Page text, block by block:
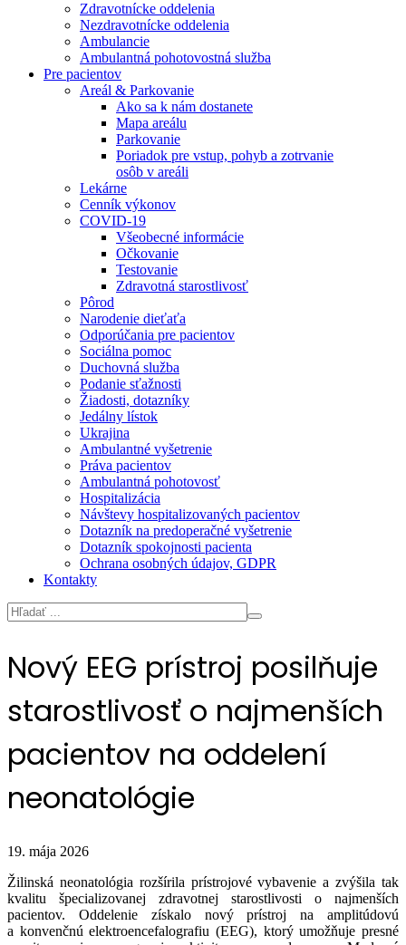
Zdravotnícke oddelenia
Nezdravotnícke oddelenia
Ambulancie
Ambulantná pohotovostná služba
Pre pacientov
Areál & Parkovanie
Ako sa k nám dostanete
Mapa areálu
Parkovanie
Poriadok pre vstup, pohyb a zotrvanie
osôb v areáli
Lekárne
Cenník výkonov
COVID-19
Všeobecné informácie
Očkovanie
Testovanie
Zdravotná starostlivosť
Pôrod
Narodenie dieťaťa
Odporúčania pre pacientov
Sociálna pomoc
Duchovná služba
Podanie sťažnosti
Žiadosti, dotazníky
Jedálny lístok
Ukrajina
Ambulantné vyšetrenie
Práva pacientov
Ambulantná pohotovosť
Hospitalizácia
Návštevy hospitalizovaných pacientov
Dotazník na predoperačné vyšetrenie
Dotazník spokojnosti pacienta
Ochrana osobných údajov, GDPR
Kontakty
Nový EEG prístroj posilňuje
starostlivosť o najmenších
pacientov na oddelení
neonatológie
19. mája 2026
Žilinská neonatológia rozšírila prístrojové vybavenie a zvýšila tak
kvalitu špecializovanej zdravotnej starostlivosti o najmenších
pacientov. Oddelenie získalo nový prístroj na amplitúdovú
a konvenčnú elektroencefalografiu (EEG), ktorý umožňuje presné